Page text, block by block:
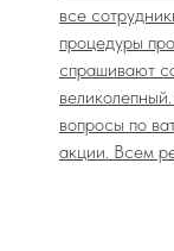
все
процедуры
спрашивают
вопросы по
акции. Всем